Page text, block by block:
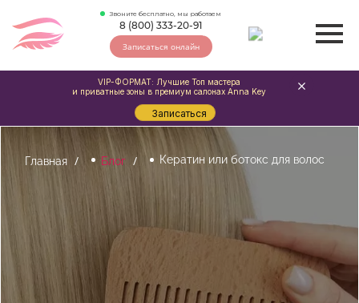
Звоните бесплатно, мы работаем
8 (800) 333-20-91
Записаться онлайн
Главная Блог Кератин или ботокс для волос
VIP-ФОРМАТ: Лучшие Топ мастера
и приватные зоны в премиум салонах Anna Key
Записаться